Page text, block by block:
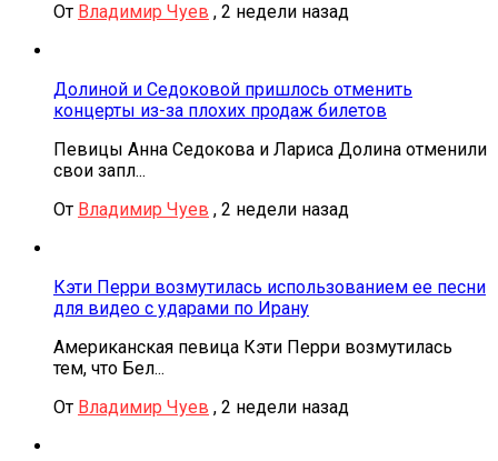
От Владимир Чуев , 2 недели назад
Долиной и Седоковой пришлось отменить
концерты из-за плохих продаж билетов
Певицы Анна Седокова и Лариса Долина отменили
свои запл...
От Владимир Чуев , 2 недели назад
Кэти Перри возмутилась использованием ее песни
для видео с ударами по Ирану
Американская певица Кэти Перри возмутилась
тем, что Бел...
От Владимир Чуев , 2 недели назад